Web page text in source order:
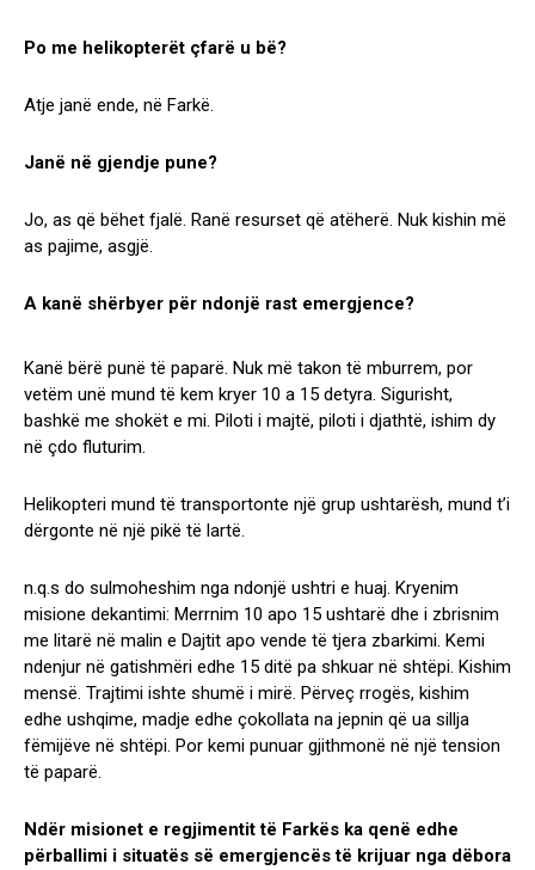
Po me helikopterët çfarë u bë?
Atje janë ende, në Farkë.
Janë në gjendje pune?
Jo, as që bëhet fjalë. Ranë resurset që atëherë. Nuk kishin më
as pajime, asgjë.
A kanë shërbyer për ndonjë rast emergjence?
Kanë bërë punë të paparë. Nuk më takon të mburrem, por
vetëm unë mund të kem kryer 10 a 15 detyra. Sigurisht,
bashkë me shokët e mi. Piloti i majtë, piloti i djathtë, ishim dy
në çdo fluturim.
Helikopteri mund të transportonte një grup ushtarësh, mund t’i
dërgonte në një pikë të lartë.
n.q.s do sulmoheshim nga ndonjë ushtri e huaj. Kryenim
misione dekantimi: Merrnim 10 apo 15 ushtarë dhe i zbrisnim
me litarë në malin e Dajtit apo vende të tjera zbarkimi. Kemi
ndenjur në gatishmëri edhe 15 ditë pa shkuar në shtëpi. Kishim
mensë. Trajtimi ishte shumë i mirë. Përveç rrogës, kishim
edhe ushqime, madje edhe çokollata na jepnin që ua sillja
fëmijëve në shtëpi. Por kemi punuar gjithmonë në një tension
të paparë.
Ndër misionet e regjimentit të Farkës ka qenë edhe
përballimi i situatës së emergjencës të krijuar nga dëbora